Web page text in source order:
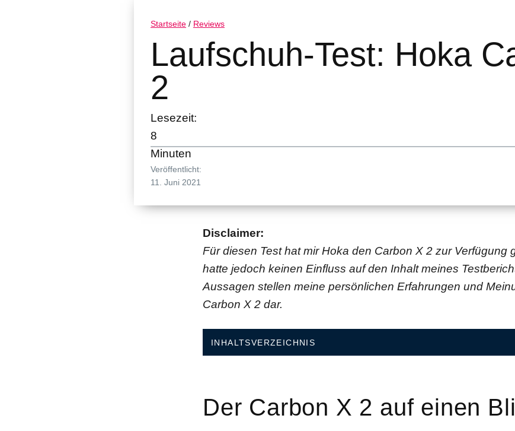
Startseite / Reviews
Laufschuh-Test: Hoka
2
Lesezeit:
8
Minuten
Veröffentlicht:
11. Juni 2021
Disclaimer:
Für diesen Test hat mir Hoka den Carbon X 2 zur Verfügung
hatte jedoch keinen Einfluss auf den Inhalt meines
Aussagen stellen meine persönlichen Erfahrungen und
Carbon X 2 dar.
INHALTSVERZEICHNIS
Der Carbon X 2 auf einen